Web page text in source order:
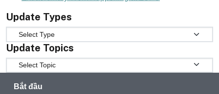
Update Types
Update Types
Update Topics
Update Topics
Bắt đầu